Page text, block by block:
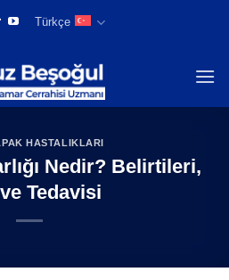
Türkçe
HASTALIKLARI
Nedir? Belirtileri,
ve Tedavisi